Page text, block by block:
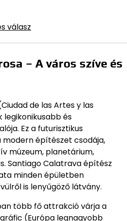
válasz
– A város szíve és
de las Artes y las
legikonikusabb és
Ez a futurisztikus
építészet csodája,
múzeum, planetárium,
Santiago Calatrava építész
minden épületben
is lenyűgöző látvány.
több fő attrakció várja a
(Európa legnagyobb